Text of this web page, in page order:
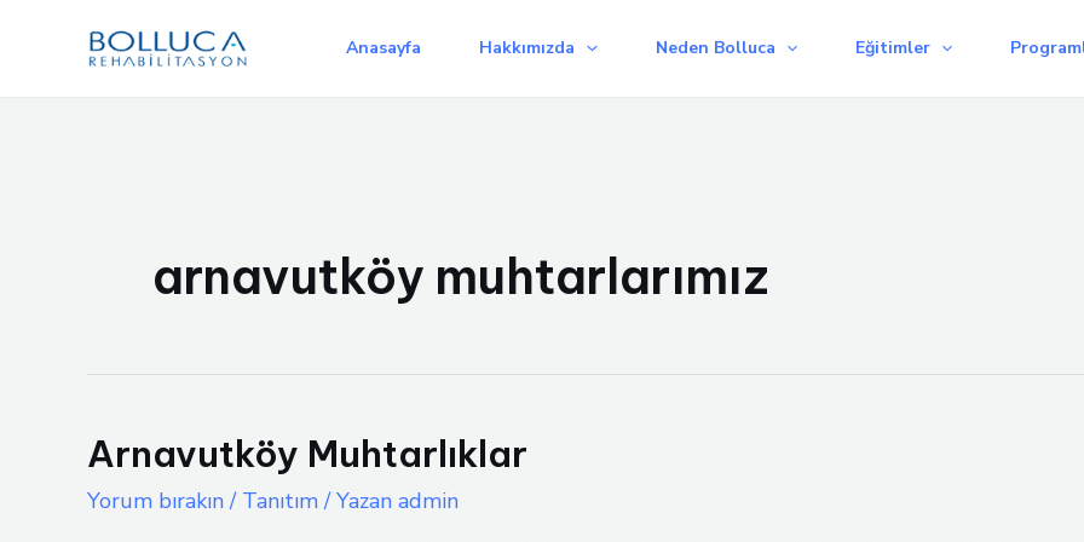
Anasayfa Hakkımızda Neden Bolluca Eğitimler
arnavutköy muhtarlarımız
Arnavutköy Muhtarlıklar
Yorum bırakın / Tanıtım/ Yazan admin